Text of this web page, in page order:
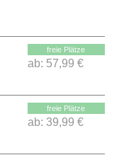
freie Plätze
ab: 57,99 €
freie Plätze
ab: 39,99 €